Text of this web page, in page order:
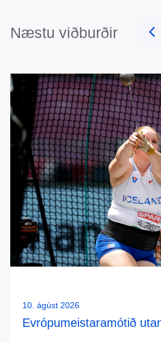
Næstu viðburðir
10. ágúst 2026
Evrópumeistaramótið